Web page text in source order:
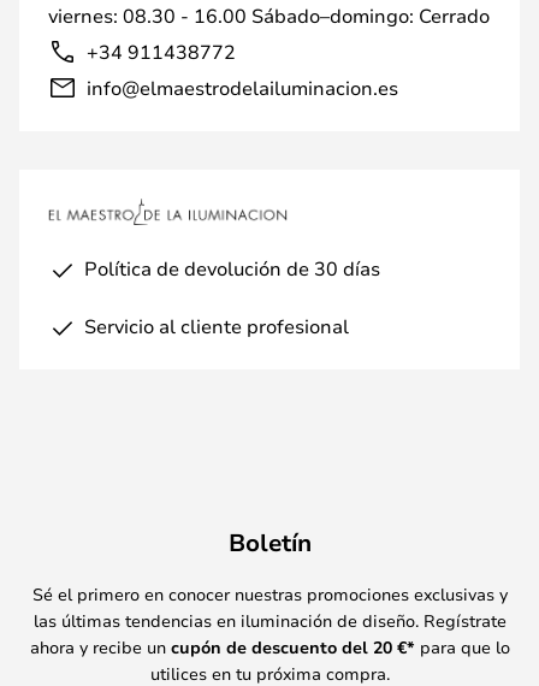
viernes: 08.30 - 16.00 Sábado–domingo: Cerrado
+34 911438772
info@elmaestrodelailuminacion.es
Política de devolución de 30 días
Servicio al cliente profesional
Boletín
Sé el primero en conocer nuestras promociones exclusivas y
las últimas tendencias en iluminación de diseño. Regístrate
ahora y recibe un cupón de descuento del 20 €* para que lo
utilices en tu próxima compra.